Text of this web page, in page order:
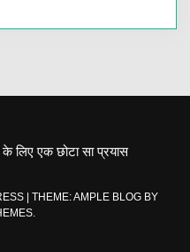
लिए एक छोटा सा प्रयास
THEME: AMPLE BLOG BY
.